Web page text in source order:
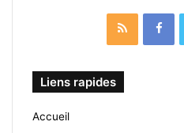
RSS
Liens rapides
Accueil